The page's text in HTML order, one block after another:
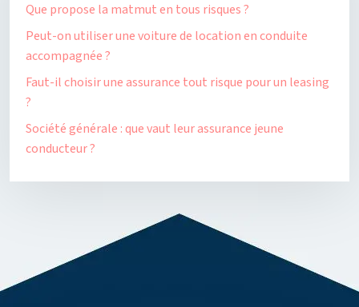
Que propose la matmut en tous risques ?
Peut-on utiliser une voiture de location en conduite
accompagnée ?
Faut-il choisir une assurance tout risque pour un leasing
?
Société générale : que vaut leur assurance jeune
conducteur ?